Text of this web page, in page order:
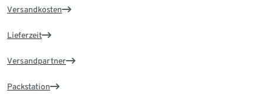
Versandkosten
Lieferzeit
Versandpartner
Packstation